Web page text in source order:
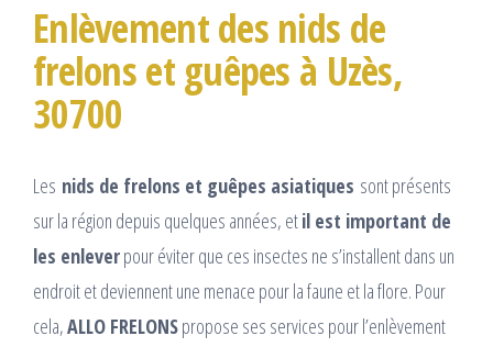
Enlèvement des nids de
frelons et guêpes à Uzès,
30700
Les nids de frelons et guêpes asiatiques sont présents
sur la région depuis quelques années, etil est important de
les enleverpour éviter que ces insectes ne s’installent dans un
endroit et deviennent une menace pour la faune et la flore. Pour
cela,ALLO FRELONSpropose ses services pour l’enlèvement